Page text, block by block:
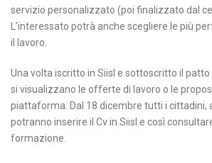
servizio personalizzato (poi finalizzato dal
L’interessato potrà anche scegliere le più
il lavoro.
Una volta iscritto in Siisl e sottoscritto il
si visualizzano le offerte di lavoro o le
piattaforma. Dal 18 dicembre tutti i cittadini,
potranno inserire il Cv in Siisl e così
formazione.